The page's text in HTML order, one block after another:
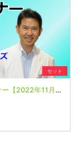
セット
🎥褥瘡ゼロを目指す！褥瘡予防対策セミナー【2022年11月27日開催(収録)】